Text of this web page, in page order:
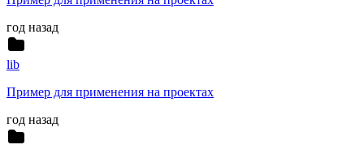
год назад
lib
Пример для применения на проектах
год назад